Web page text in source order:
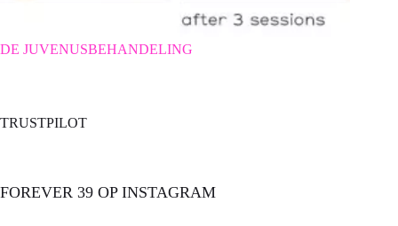
DE JUVENUSBEHANDELING
TRUSTPILOT
FOREVER 39 OP INSTAGRAM